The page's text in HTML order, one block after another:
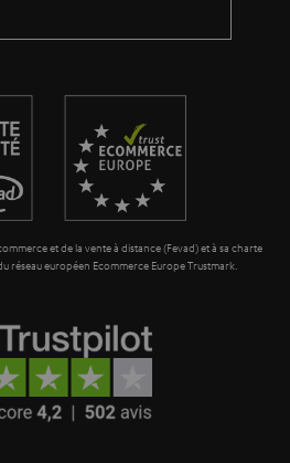
et de la vente à distance (Fevad) et à sa charte
réseau européen Ecommerce Europe Trustmark.